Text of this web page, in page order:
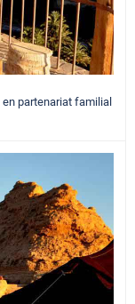
en partenariat familial